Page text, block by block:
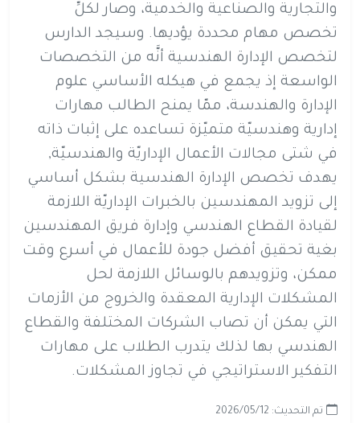
والتجارية والصناعية والخدمية، وصار لكلِّ
تخصص مهام محددة يؤديها. وسيجد الدارس
لتخصص الإدارة الهندسية أنَّه من التخصصات
الواسعة إذ يجمع في هيكله الأساسي علوم
الإدارة والهندسة، ممّا يمنح الطالب مهارات
إدارية وهندسيّة متميّزة تساعده على إثبات ذاته
في شتى مجالات الأعمال الإداريّة والهندسيّة,
يهدف تخصص الإدارة الهندسية بشكل أساسي
إلى تزويد المهندسين بالخبرات الإداريّة اللازمة
لقيادة القطاع الهندسي وإدارة فريق المهندسين
بغية تحقيق أفضل جودة للأعمال في أسرع وقت
ممكن، وتزويدهم بالوسائل اللازمة لحل
المشكلات الإدارية المعقدة والخروج من الأزمات
التي يمكن أن تصاب الشركات المختلفة والقطاع
الهندسي بها لذلك يتدرب الطلاب على مهارات
التفكير الاستراتيجي في تجاوز المشكلات.
تم التحديث: 2026/05/12